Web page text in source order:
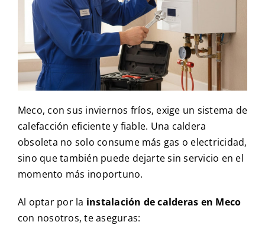
Meco, con sus inviernos fríos, exige un sistema de
calefacción eficiente y fiable. Una caldera
obsoleta no solo consume más gas o electricidad,
sino que también puede dejarte sin servicio en el
momento más inoportuno.
Al optar por la instalación de calderas en Meco
con nosotros, te aseguras: